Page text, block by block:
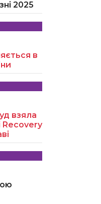
2025
в
взяла
Recovery